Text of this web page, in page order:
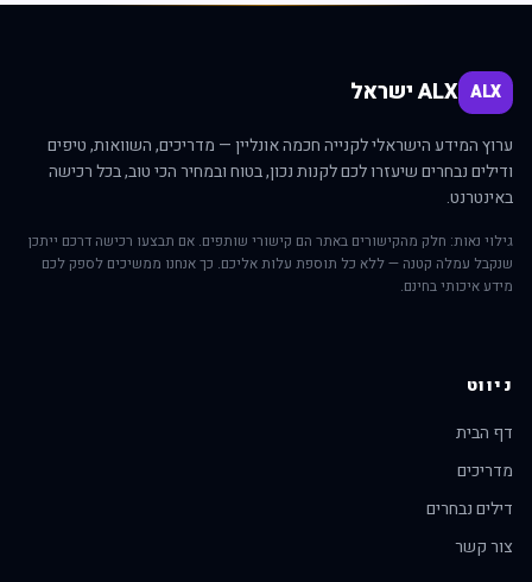
ALX ALX ישראל
ערוץ המידע הישראלי לקנייה חכמה אונליין — מדריכים, השוואות, טיפים
ודילים נבחרים שיעזרו לכם לקנות נכון, בטוח ובמחיר הכי טוב, בכל רכישה
באינטרנט.
גילוי נאות: חלק מהקישורים באתר הם קישורי שותפים. אם תבצעו רכישה דרכם ייתכן
שנקבל עמלה קטנה — ללא כל תוספת עלות אליכם. כך אנחנו ממשיכים לספק לכם
מידע איכותי בחינם.
ניווט
דף הבית
מדריכים
דילים נבחרים
צור קשר